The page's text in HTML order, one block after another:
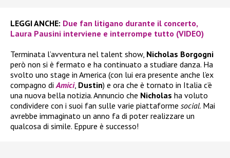
LEGGI ANCHE: Due fan litigano durante il concerto,
Laura Pausini interviene e interrompe tutto (VIDEO)
Terminata l’avventura nel talent show, Nicholas Borgogni
però non si è fermato e ha continuato a studiare danza. Ha
svolto uno stage in America (con lui era presente anche l’ex
compagno diAmici, Dustin) e ora che è tornato in Italia c’è
una nuova bella notizia. Annuncio che Nicholas ha voluto
condividere con i suoi fan sulle varie piattaforme social. Mai
avrebbe immaginato un anno fa di poter realizzare un
qualcosa di simile. Eppure è successo!